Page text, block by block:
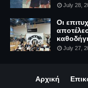
July 28,
Οι
July 27,
Αρχική